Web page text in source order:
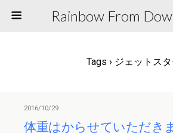
Rainbow From
Tags › ジェットス
2016/10/29
体重はからせていただき